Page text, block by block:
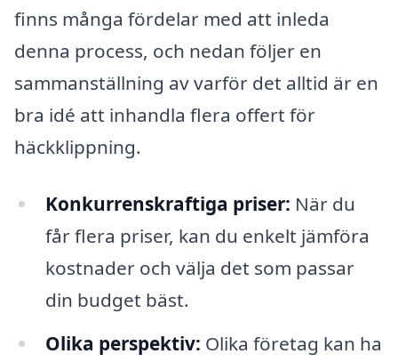
finns många fördelar med att inleda
denna process, och nedan följer en
sammanställning av varför det alltid är en
bra idé att inhandla flera offert för
häckklippning.
Konkurrenskraftiga priser: När du
får flera priser, kan du enkelt jämföra
kostnader och välja det som passar
din budget bäst.
Olika perspektiv: Olika företag kan ha